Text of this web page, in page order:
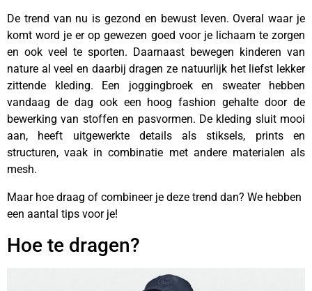
De trend van nu is gezond en bewust leven. Overal waar je
komt word je er op gewezen goed voor je lichaam te zorgen
en ook veel te sporten. Daarnaast bewegen kinderen van
nature al veel en daarbij dragen ze natuurlijk het liefst lekker
zittende kleding. Een joggingbroek en sweater hebben
vandaag de dag ook een hoog fashion gehalte door de
bewerking van stoffen en pasvormen. De kleding sluit mooi
aan, heeft uitgewerkte details als stiksels, prints en
structuren, vaak in combinatie met andere materialen als
mesh.
Maar hoe draag of combineer je deze trend dan? We hebben
een aantal tips voor je!
Hoe te dragen?